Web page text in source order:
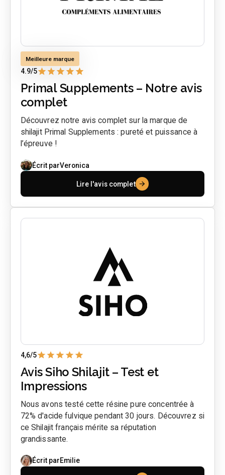
4.9/5
Meilleure marque
Primal Supplements – Notre avis
complet
Découvrez notre avis complet sur la marque de
shilajit Primal Supplements : pureté et puissance à
l’épreuve !
Écrit parVeronica
Lire l'avis complet
4,6/5
Avis Siho Shilajit – Test et
Impressions
Nous avons testé cette résine pure concentrée à
72% d'acide fulvique pendant 30 jours. Découvrez si
ce Shilajit français mérite sa réputation
grandissante.
Écrit parEmilie